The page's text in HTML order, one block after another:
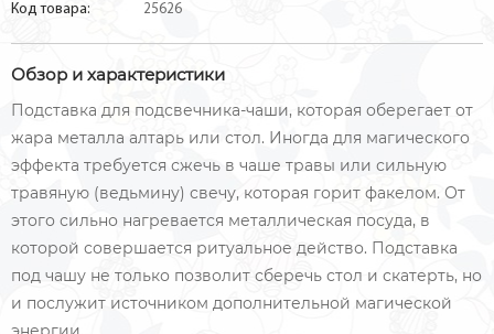
Код товара: 25626
Обзор и характеристики
Подставка для подсвечника-чаши, которая оберегает от
жара металла алтарь или стол. Иногда для магического
эффекта требуется сжечь в чаше травы или сильную
травяную (ведьмину) свечу, которая горит факелом. От
этого сильно нагревается металлическая посуда, в
которой совершается ритуальное действо. Подставка
под чашу не только позволит сберечь стол и скатерть, но
и послужит источником дополнительной магической